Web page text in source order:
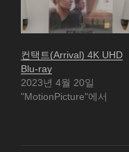
컨택트(Arrival) 4K UHD
Blu-ray
2023년 4월 20일
"MotionPicture"에서